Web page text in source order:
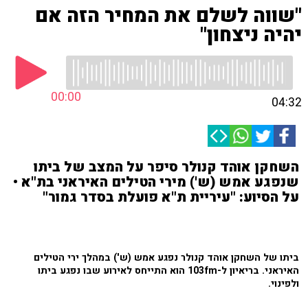
"שווה לשלם את המחיר הזה אם
יהיה ניצחון"
00:00 04:32
השחקן אוהד קנולר סיפר על המצב של ביתו
שנפגע אמש (ש') מירי הטילים האיראני בת"א •
על הסיוע: "עיריית ת"א פועלת בסדר גמור"
ביתו של השחקן אוהד קנולר נפגע אמש (ש') במהלך ירי הטילים
האיראני. בריאיון ל-103fm הוא התייחס לאירוע שבו נפגע ביתו
ולפינוי.